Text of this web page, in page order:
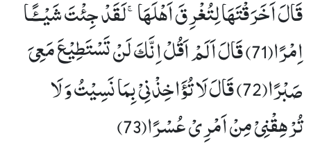
قَالَ اَخَرَقْتَهَا لِتُغْرِقَ اَهْلَهَاۚ-لَقَدْ جِئْتَ شَیْــٴًـا
اِمْرًا(71) قَالَ اَلَمْ اَقُلْ اِنَّكَ لَنْ تَسْتَطِیْعَ مَعِیَ
صَبْرًا(72) قَالَ لَا تُؤَاخِذْنِیْ بِمَا نَسِیْتُ وَ لَا
تُرْهِقْنِیْ مِنْ اَمْرِیْ عُسْرًا(73)